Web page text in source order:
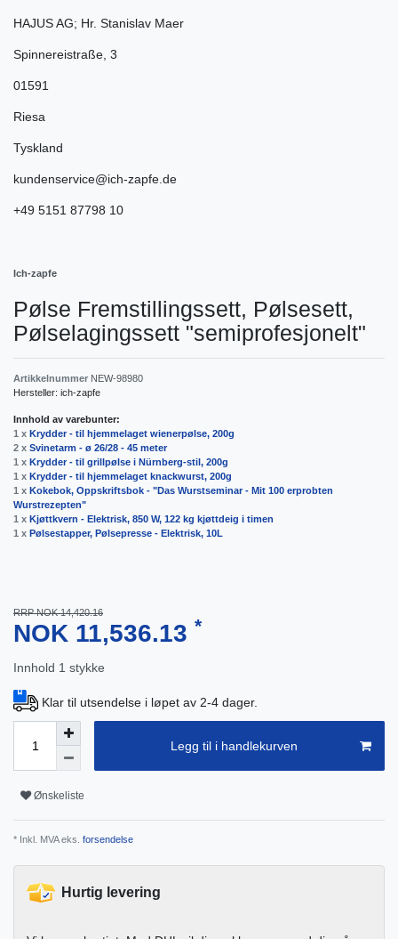
HAJUS AG; Hr. Stanislav Maer
Spinnereistraße 3
01591
Riesa
Tyskland
kundenservice@ich-zapfe.de
+49 5151 87798 10
Ich-zapfe
Pølse Fremstillingssett, Pølsesett,
Pølselagingssett "semiprofesjonelt"
Artikkelnummer NEW-98980
Hersteller: ich-zapfe
Innhold av varebunter:
1 x Krydder - til hjemmelaget wienerpølse, 200g
2 x Svinetarm - ø 26/28 - 45 meter
1 x Krydder - til grillpølse i Nürnberg-stil, 200g
1 x Krydder - til hjemmelaget knackwurst, 200g
1 x Kokebok, Oppskriftsbok - "Das Wurstseminar - Mit 100 erprobten
Wurstrezepten"
1 x Kjøttkvern - Elektrisk, 850 W, 122 kg kjøttdeig i timen
1 x Pølsestapper, Pølsepresse - Elektrisk, 10L
RRP NOK 14,420.16
NOK 11,536.13 *
Innhold 1 stykke
Klar til utsendelse i løpet av 2-4 dager.
Legg til i handlekurven
Ønskeliste
* Inkl. MVA eks. forsendelse
Hurtig levering